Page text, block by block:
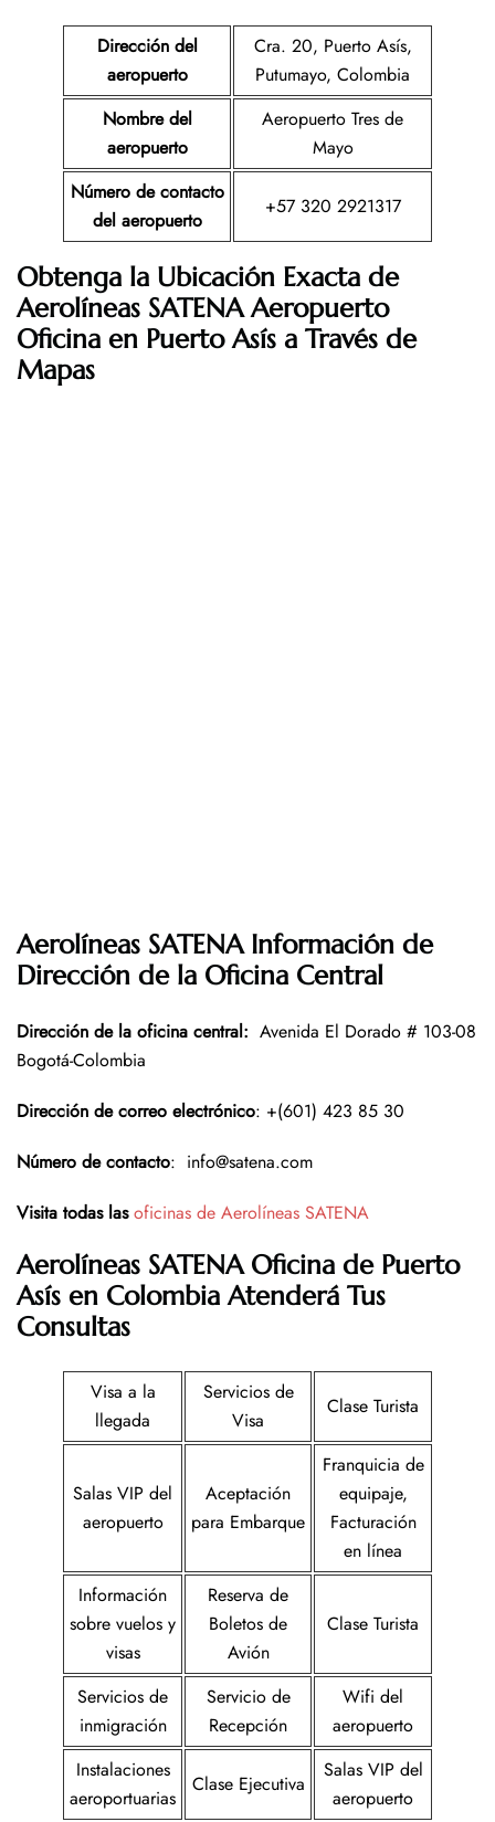
Dirección del
aeropuerto
Cra. 20, Puerto Asís,
Putumayo, Colombia
Nombre del
aeropuerto
Aeropuerto Tres de
Mayo
Número de contacto
del aeropuerto
+57 320 2921317
Obtenga la Ubicación Exacta de
Aerolíneas SATENA Aeropuerto
Oficina en Puerto Asís a Través de
Mapas
Aerolíneas SATENA Información de
Dirección de la Oficina Central
Dirección de la oficina central: Avenida El Dorado # 103-08
Bogotá-Colombia
Dirección de correo electrónico: +(601) 423 85 30
Número de contacto: info@satena.com
Visita todas las oficinas de Aerolíneas SATENA
Aerolíneas SATENA Oficina de Puerto
Asís en Colombia Atenderá Tus
Consultas
Visa a la
llegada
Servicios de
Visa
Clase Turista
Salas VIP del
aeropuerto
Aceptación
para Embarque
Franquicia de
equipaje,
Facturación
en línea
Información
sobre vuelos y
visas
Reserva de
Boletos de
Avión
Clase Turista
Servicios de
inmigración
Servicio de
Recepción
Wifi del
aeropuerto
Instalaciones
aeroportuarias
Clase Ejecutiva
Salas VIP del
aeropuerto